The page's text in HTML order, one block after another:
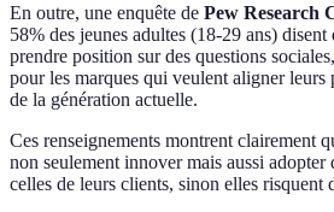
En outre, une enquête de Pew Research
58% des jeunes adultes (18-29 ans)
prendre position sur des questions
pour les marques qui veulent aligner leurs
de la génération actuelle.
Ces renseignements montrent clairement
non seulement innover mais aussi adopter
celles de leurs clients, sinon elles risquent